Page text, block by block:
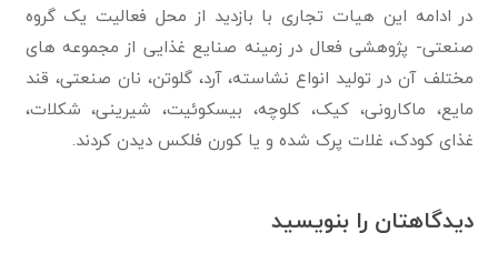
در ادامه این هیات تجاری با بازدید از محل فعالیت یک گروه
صنعتی- پژوهشی فعال در زمینه صنایع غذایی از مجموعه های
مختلف آن در تولید انواع نشاسته، آرد، گلوتن، نان صنعتی، قند
مایع، ماکارونی، کیک، کلوچه، بیسکوئیت، شیرینی، شکلات،
غذای کودک، غلات پرک‏ شده و یا کورن فلکس دیدن کردند.
دیدگاهتان را بنویسید